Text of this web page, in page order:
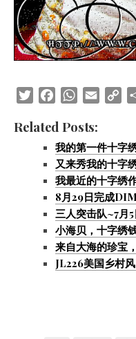
TwitterFacebookWhatsApp
Email
Related Posts:
我的第一件十字
又来秀我的十字
我最近的十字绣
8月29日完成
三人突击队~7月5
小海贝，十字绣
来自大海的珍宝
JL226美国乡村